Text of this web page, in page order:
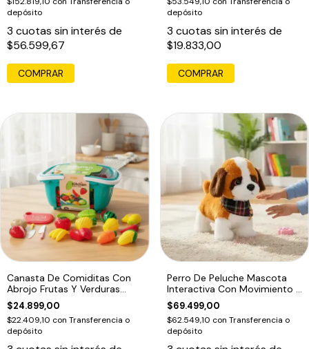
depósito
3 cuotas sin interés de
$56.599,67
depósito
3 cuotas sin interés de
$19.833,00
Canasta De Comiditas Con
Abrojo Frutas Y Verduras
Kitchen
$24.899,00
$22.409,10 con Transferencia o
depósito
Perro De Peluche Mascota
Interactiva Con Movimiento Y
Sonido
$69.499,00
$62.549,10 con Transferencia o
depósito